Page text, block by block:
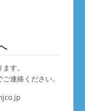
す。
連絡ください。